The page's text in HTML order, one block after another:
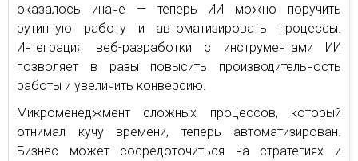
оказалось иначе — теперь ИИ можно поручить
рутинную работу и автоматизировать процессы.
Интеграция веб-разработки с инструментами ИИ
позволяет в разы повысить производительность
работы и увеличить конверсию.
Микроменеджмент сложных процессов, который
отнимал кучу времени, теперь автоматизирован.
Бизнес может сосредоточиться на стратегиях и